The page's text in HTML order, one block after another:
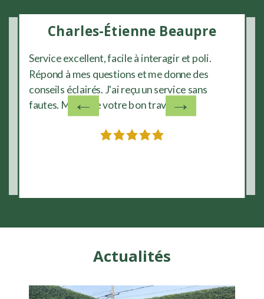
Charles-Étienne Beaupre
Service excellent, facile à interagir et poli.
Répond à mes questions et me donne des
conseils éclairés. J'ai reçu un service sans
fautes. Merci de votre bon travail!
← →
Actualités